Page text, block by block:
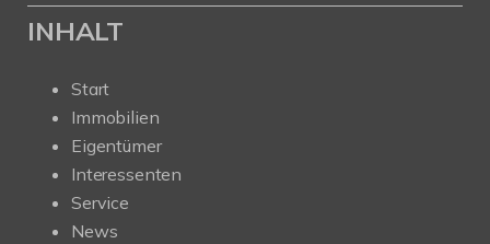
INHALT
Start
Immobilien
Eigentümer
Interessenten
Service
News